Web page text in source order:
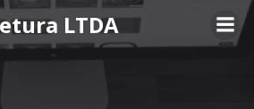
Pular
para
o
LTDA